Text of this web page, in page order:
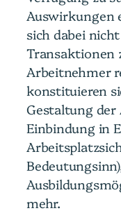
Auswirkungen
sich dabei
Transaktionen
Arbeitnehmer
konstituieren
Gestaltung
Einbindung in
mehr.